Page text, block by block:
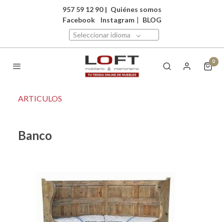
957 59 12 90 | Quiénes somos
Facebook
Instagram | BLOG
Seleccionar idioma
0
ARTICULOS
Banco